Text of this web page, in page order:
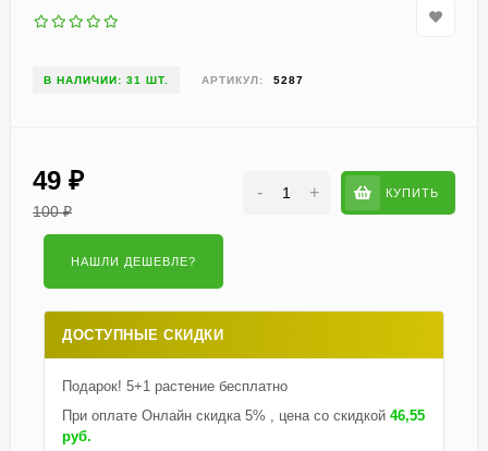
В НАЛИЧИИ: 31 ШТ. АРТИКУЛ: 5287
49 ₽
100₽
- + КУПИТЬ
ДОСТУПНЫЕ СКИДКИ
Подарок! 5+1 растение бесплатно
При оплате Онлайн скидка 5% , цена со скидкой 46,55
руб.